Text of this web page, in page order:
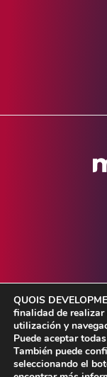
Aviso
QUOIS
finalidad de
utilización y
Puede aceptar
También puede
seleccionando el